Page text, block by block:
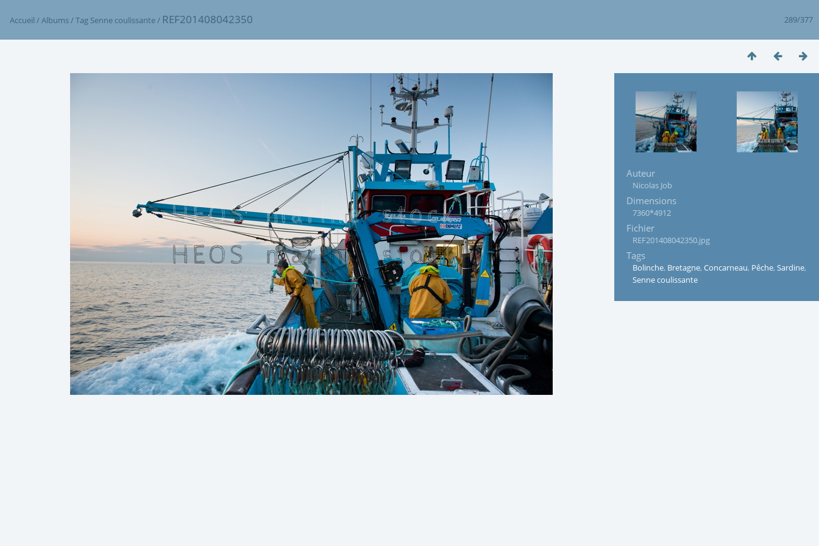
289/377
Accueil /Albums/Tag Senne coulissante/ REF201408042350
Auteur
Nicolas Job
Dimensions
7360*4912
Fichier
REF201408042350.jpg
Tags
Bolinche, Bretagne, Concarneau, Pêche, Sardine,
Senne coulissante